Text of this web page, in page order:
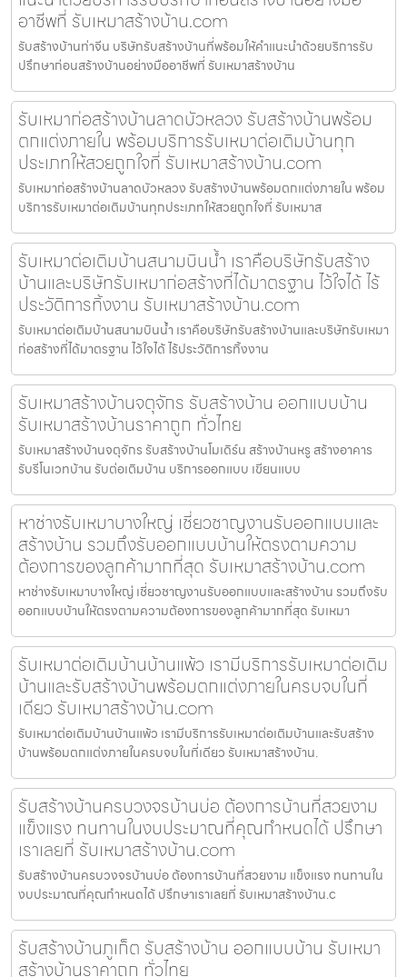
อาชีพที่ รับเหมาสร้างบ้าน.com
รับสร้างบ้านท่าจีน บริษัทรับสร้างบ้านที่พร้อมให้คำแนะนำด้วยบริการรับ
ปรึกษาก่อนสร้างบ้านอย่างมืออาชีพที่ รับเหมาสร้างบ้าน
รับเหมาก่อสร้างบ้านลาดบัวหลวง รับสร้างบ้านพร้อม
ตกแต่งภายใน พร้อมบริการรับเหมาต่อเติมบ้านทุก
ประเภทให้สวยถูกใจที่ รับเหมาสร้างบ้าน.com
รับเหมาก่อสร้างบ้านลาดบัวหลวง รับสร้างบ้านพร้อมตกแต่งภายใน พร้อม
บริการรับเหมาต่อเติมบ้านทุกประเภทให้สวยถูกใจที่ รับเหมาส
รับเหมาต่อเติมบ้านสนามบินน้ำ เราคือบริษัทรับสร้าง
บ้านและบริษัทรับเหมาก่อสร้างที่ได้มาตรฐาน ไว้ใจได้ ไร้
ประวัติการทิ้งงาน รับเหมาสร้างบ้าน.com
รับเหมาต่อเติมบ้านสนามบินน้ำ เราคือบริษัทรับสร้างบ้านและบริษัทรับเหมา
ก่อสร้างที่ได้มาตรฐาน ไว้ใจได้ ไร้ประวัติการทิ้งงาน
รับเหมาสร้างบ้านจตุจักร รับสร้างบ้าน ออกแบบบ้าน
รับเหมาสร้างบ้านราคาถูก ทั่วไทย
รับเหมาสร้างบ้านจตุจักร รับสร้างบ้านโมเดิร์น สร้างบ้านหรู สร้างอาคาร
รับรีโนเวทบ้าน รับต่อเติมบ้าน บริการออกแบบ เขียนแบบ
หาช่างรับเหมาบางใหญ่ เชี่ยวชาญงานรับออกแบบและ
สร้างบ้าน รวมถึงรับออกแบบบ้านให้ตรงตามความ
ต้องการของลูกค้ามากที่สุด รับเหมาสร้างบ้าน.com
หาช่างรับเหมาบางใหญ่ เชี่ยวชาญงานรับออกแบบและสร้างบ้าน รวมถึงรับ
ออกแบบบ้านให้ตรงตามความต้องการของลูกค้ามากที่สุด รับเหมา
รับเหมาต่อเติมบ้านบ้านแพ้ว เรามีบริการรับเหมาต่อเติม
บ้านและรับสร้างบ้านพร้อมตกแต่งภายในครบจบในที่
เดียว รับเหมาสร้างบ้าน.com
รับเหมาต่อเติมบ้านบ้านแพ้ว เรามีบริการรับเหมาต่อเติมบ้านและรับสร้าง
บ้านพร้อมตกแต่งภายในครบจบในที่เดียว รับเหมาสร้างบ้าน.
รับสร้างบ้านครบวงจรบ้านบ่อ ต้องการบ้านที่สวยงาม
แข็งแรง ทนทานในงบประมาณที่คุณกำหนดได้ ปรึกษา
เราเลยที่ รับเหมาสร้างบ้าน.com
รับสร้างบ้านครบวงจรบ้านบ่อ ต้องการบ้านที่สวยงาม แข็งแรง ทนทานใน
งบประมาณที่คุณกำหนดได้ ปรึกษาเราเลยที่ รับเหมาสร้างบ้าน.c
รับสร้างบ้านภูเก็ต รับสร้างบ้าน ออกแบบบ้าน รับเหมา
สร้างบ้านราคาถูก ทั่วไทย